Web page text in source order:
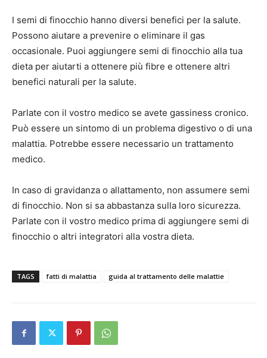
I semi di finocchio hanno diversi benefici per la salute.
Possono aiutare a prevenire o eliminare il gas
occasionale. Puoi aggiungere semi di finocchio alla tua
dieta per aiutarti a ottenere più fibre e ottenere altri
benefici naturali per la salute.
Parlate con il vostro medico se avete gassiness cronico.
Può essere un sintomo di un problema digestivo o di una
malattia. Potrebbe essere necessario un trattamento
medico.
In caso di gravidanza o allattamento, non assumere semi
di finocchio. Non si sa abbastanza sulla loro sicurezza.
Parlate con il vostro medico prima di aggiungere semi di
finocchio o altri integratori alla vostra dieta.
TAGS fatti di malattia guida al trattamento delle malattie